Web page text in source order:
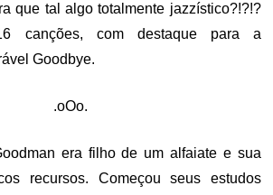
que tal algo totalmente jazzístico?!?!?
canções, com destaque para a
Goodbye.
.oOo.
era filho de um alfaiate e sua
recursos. Começou seus estudos